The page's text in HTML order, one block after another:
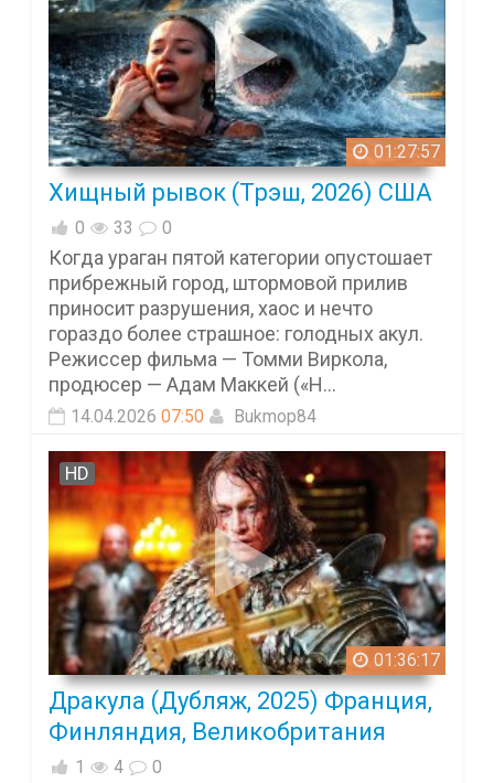
01:27:57
Хищный рывок (Tрэш, 2026) США
0 33 0
Когда ураган пятой категории опустошает
прибрежный город, штормовой прилив
приносит разрушения, хаос и нечто
гораздо более страшное: голодных акул.
Режиссер фильма — Томми Виркола,
продюсер — Адам Маккей («Н...
14.04.2026 07:50 Bukmop84
01:36:17
HD
Дракула (Дубляж, 2025) Франция,
Финляндия, Великобритания
1 4 0